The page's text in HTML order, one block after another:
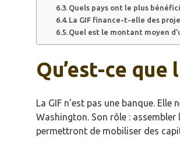
Quels pays ont le plus
La GIF finance-t-elle des
Quel est le montant moyen
Qu’est-ce
La GIF n’est pas une banque.
Washington. Son rôle :
permettront de mobiliser des